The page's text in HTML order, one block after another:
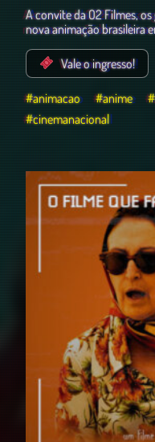
A convite da O2 Filmes,
nova animação brasileira
Vale o ingresso!
#animacao #anime
#cinemanacional